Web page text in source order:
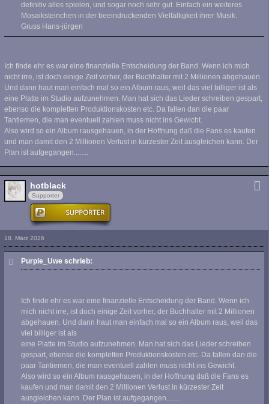
definitiv alles spielen, und sogar noch sehr gut. Einfach ein weiteres
Mosaiksteinchen in der beeindruckenden Vielfältigkeit ihrer Musik.
Gruss Hans-jürgen
Ich finde ehr es war eine finanzielle Entscheidung der Band. Wenn ich mich
nicht irre, ist doch einige Zeit vorher, der Buchhalter mit 2 Millionen abgehauen.
Und dann haut man einfach mal so ein Album raus, weil das viel billiger ist als
eine Platte im Studio aufzunehmen. Man hat sich das Lieder schreiben gespart,
ebenso die kompletten Produktionskosten etc. Da fallen dan die paar
Tantiemen, die man eventuell zahlen muss nicht ins Gewicht.
Also wird so ein Album rausgehauen, in der Hoffnung daß die Fans es kaufen
und man damit den 2 Millionen Verlust in kürzester Zeit ausgleichen kann. Der
Plan ist aufgegangen........
hotblack
Supporter
18. März 2026
Purple_Uwe schrieb:
Ich finde ehr es war eine finanzielle Entscheidung der Band. Wenn ich
mich nicht irre, ist doch einige Zeit vorher, der Buchhalter mit 2 Millionen
abgehauen. Und dann haut man einfach mal so ein Album raus, weil das
viel billiger ist als
eine Platte im Studio aufzunehmen. Man hat sich das Lieder schreiben
gespart, ebenso die kompletten Produktionskosten etc. Da fallen dan die
paar Tantiemen, die man eventuell zahlen muss nicht ins Gewicht.
Also wird so ein Album rausgehauen, in der Hoffnung daß die Fans es
kaufen und man damit den 2 Millionen Verlust in kürzester Zeit
ausgleichen kann. Der Plan ist aufgegangen........